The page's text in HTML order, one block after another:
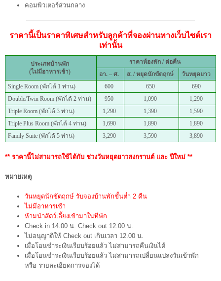
คอมพิวเตอร์ส่วนกลาง
ราคานี้เป็นราคาพิเศษสำหรับลูกค้าที่จองผ่านทางเว็บไซต์เรา
เท่านั้น
ประเภทบ้านพัก
(ไม่มีอาหารเช้า)
ราคาห้องพัก / ต่อคืน
อา. – ศ.
ส. / หยุดนักขัตฤกษ์
วันหยุดยาว
Single Room (พักได้ 1 ท่าน)
600 650
690
Double/Twin Room (พักได้ 2 ท่าน)
950 1,090
1,290
Triple Room (พักได้ 3 ท่าน)
1,290 1,390
1,590
Triple Plus Room (พักได้ 4 ท่าน)
1,690 1,890
1,890
Family Suite (พักได้ 5 ท่าน)
3,290 3,590 3,890
** ราคานี้ไม่สามารถใช้ได้กับ ช่วงวันหยุดยาวสงกรานต์ และ ปีใหม่ **
หมายเหตุ
วันหยุดนักขัตฤกษ์ รับจองบ้านพักขั้นต่ำ 2 คืน
ไม่มีอาหารเช้า
ห้ามนำสัตว์เลี้ยงเข้ามาในที่พัก
Check in 14.00 น. Check out 12.00 น.
ไม่อนุญาติให้ Check out เกินเวลา 12.00 น.
เมื่อโอนชำระเงินเรียบร้อยแล้ว ไม่สามารถคืนเงินได้
เมื่อโอนชำระเงินเรียบร้อยแล้ว ไม่สามารถเปลี่ยนแปลงวันเข้าพัก
หรือ รายละเอียดการจองได้